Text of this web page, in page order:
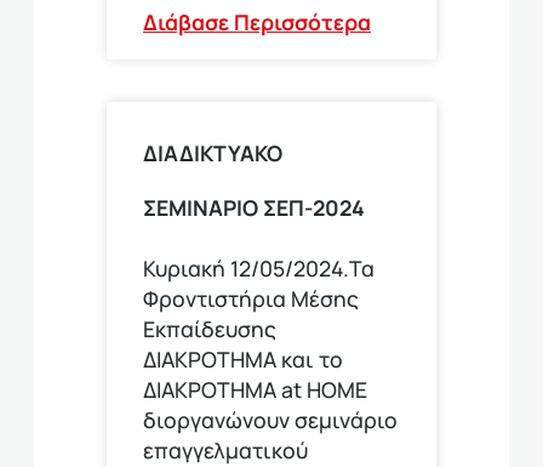
Διάβασε Περισσότερα
ΔΙΑΔΙΚΤΥΑΚΟ
ΣΕΜΙΝΑΡΙΟ ΣΕΠ-2024
Κυριακή 12/05/2024.Τα
Φροντιστήρια Μέσης
Εκπαίδευσης
ΔΙΑΚΡΟΤΗΜΑ και το
ΔΙΑΚΡΟΤΗΜΑ at HOME
διοργανώνουν σεμινάριο
επαγγελματικού